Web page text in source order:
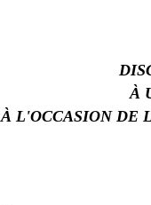
À
À L'OCCASION DE